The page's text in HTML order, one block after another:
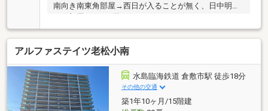
南向き南東角部屋→西日が入ることが無く、日中明る
足音に気にすることなく生活頂けます♪■活きた3LDK
で全居室窓がありエアコン設置可能■ゆったりした約
17帖の縦長LDKです。■ウォークスルークローゼット
で収納力UP■浴室乾燥・暖房完備■家事の時短ができる
食洗器有り■角部屋を活かした2面バルコニー■敷地内
平面駐車場1台確保可能（料金0円）→敷地外徒歩約1
分の駐車場も再契約で引継ぎ可能（月額6000円）■ペ
ット飼育可能■宅配ボックス有り■日程調整の上ご見学
アルファステイツ老松小南
水島臨海鉄道 倉敷市駅 徒歩18分
その他の交通
築1年10ヶ月/15階建